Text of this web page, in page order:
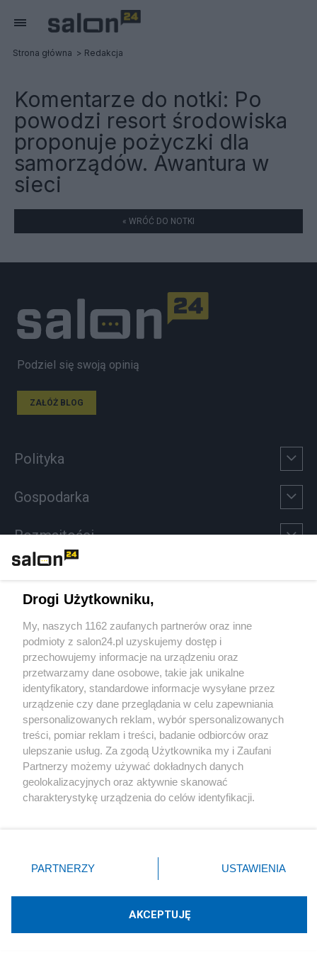
Strona główna Redakcja
Komentarze do notki: Po
powodzi resort środowiska
proponuje pożyczki dla
samorządów. Awantura w
sieci
« WRÓĆ DO NOTKI
Podziel się swoją opinią
ZAŁÓŻ BLOG
Polityka
Gospodarka
Rozmaitości
Sport
Społeczeństwo
Kultura
X Facebook Instagram Youtube
Technologię dostarcza:W3media.pl
Drogi Użytkowniku,
My, naszych 1162 zaufanych partnerów oraz inne
podmioty z salon24.pl uzyskujemy dostęp i
przechowujemy informacje na urządzeniu oraz
przetwarzamy dane osobowe, takie jak unikalne
identyfikatory, standardowe informacje wysyłane przez
urządzenie czy dane przeglądania w celu zapewniania
spersonalizowanych reklam, wybór spersonalizowanych
treści, pomiar reklam i treści, badanie odbiorców oraz
ulepszanie usług. Za zgodą Użytkownika my i Zaufani
Partnerzy możemy używać dokładnych danych
geolokalizacyjnych oraz aktywnie skanować
charakterystykę urządzenia do celów identyfikacji.
zmienić/wycofać klikając przycisk ustawień prywatności
znajdujący się w lewym dolnym rogu strony
rodzaje przetwarzania danych nie wymagają zgody
użytkownika, ale masz prawo sprzeciwić się takiemu
PARTNERZY USTAWIENIA
AKCEPTUJĘ